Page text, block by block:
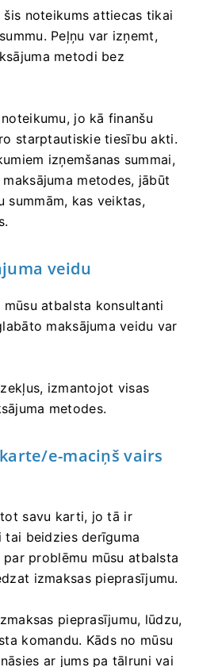
šis noteikums attiecas tikai
Peļņu var izņemt,
metodi bez
jo kā finanšu
starptautiskie tiesību akti.
izņemšanas summai,
metodes, jābūt
summām, kas veiktas,
veidu
atbalsta konsultanti
maksājuma veidu var
izmantojot visas
metodes.
e-maciņš vairs
savu karti, jo tā ir
beidzies derīguma
problēmu mūsu atbalsta
izmaksas pieprasījumu.
pieprasījumu, lūdzu,
komandu. Kāds no mūsu
ar jums pa tālruni vai